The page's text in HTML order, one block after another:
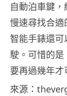
自動泊車鍵
慢速尋找合適
智能手錶還
駛。可惜的
要再過幾年才
來源：